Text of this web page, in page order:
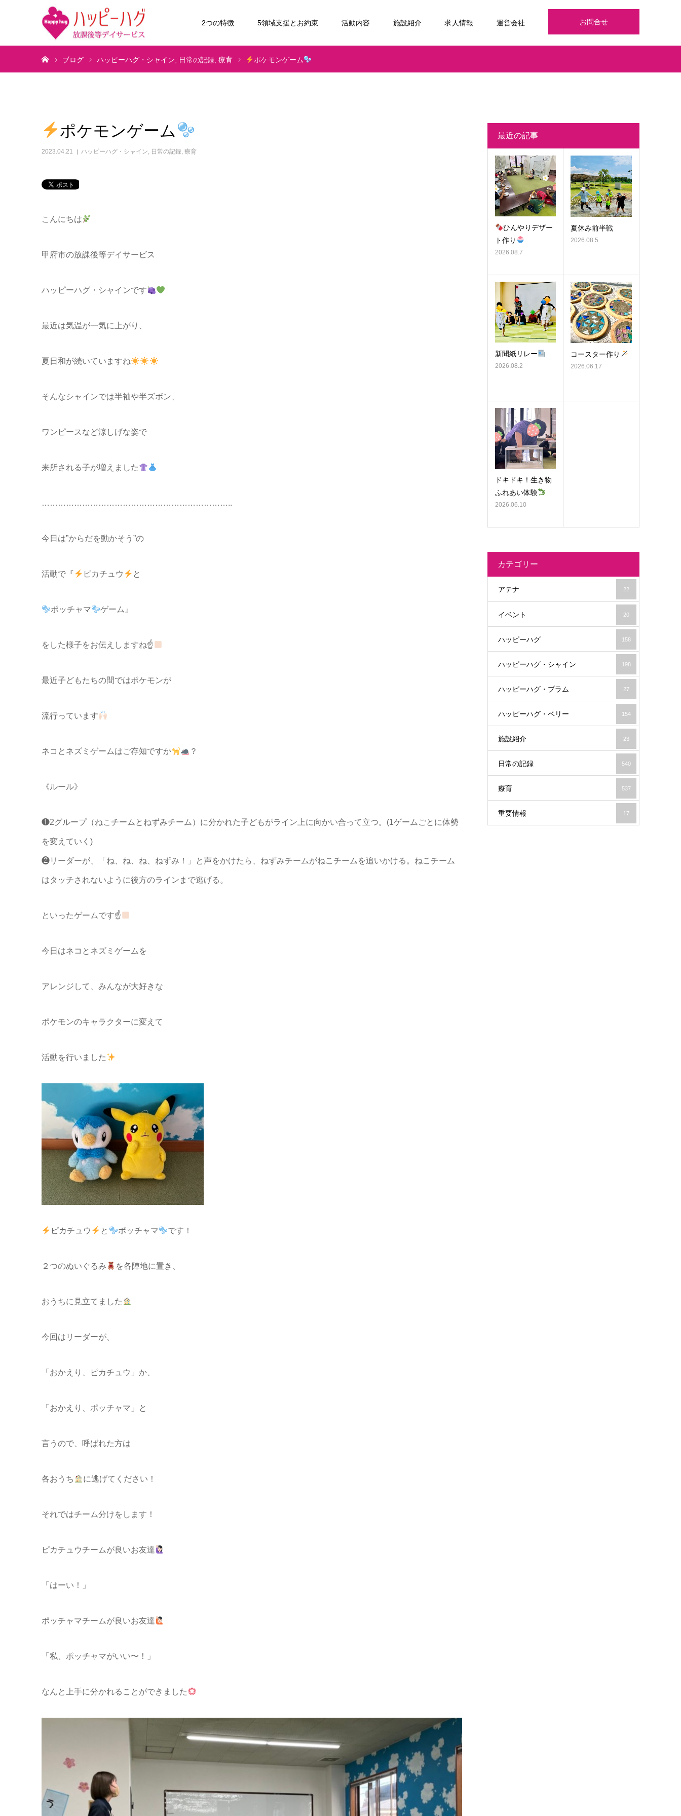
お問合せ
2つの特徴 5領域支援とお約束 活動内容 施設紹介 求人情報 運営会社
ブログ ハッピーハグ・シャイン 日常の記録 療育 ポケモンゲーム
ポケモンゲーム
2023.04.21 ハッピーハグ・シャイン, 日常の記録, 療育
こんにちは
甲府市の放課後等デイサービス
ハッピーハグ・シャインです
最近は気温が一気に上がり、
夏日和が続いていますね
そんなシャインでは半袖や半ズボン、
ワンピースなど涼しげな姿で
来所される子が増えました
……………………………………………………………..
今日は”からだを動かそう”の
活動で『 ピカチュウ と
ポッチャマ ゲーム』
をした様子をお伝えしますね☝
最近子どもたちの間ではポケモンが
流行っています
ネコとネズミゲームはご存知ですか ？
《ルール》
❶2グループ（ねこチームとねずみチーム）に分かれた子どもがライン上に向かい合って立つ。(1ゲームごとに体勢
を変えていく)
❷リーダーが、「ね、ね、ね、ねずみ！」と声をかけたら、ねずみチームがねこチームを追いかける。ねこチーム
はタッチされないように後方のラインまで逃げる。
といったゲームです☝
今日はネコとネズミゲームを
アレンジして、みんなが大好きな
ポケモンのキャラクターに変えて
活動を行いました
ピカチュウ と ポッチャマ です！
２つのぬいぐるみ を各陣地に置き、
おうちに見立てました
今回はリーダーが、
「おかえり、ピカチュウ」か、
「おかえり、ポッチャマ」と
言うので、呼ばれた方は
各おうち に逃げてください！
それではチーム分けをします！
ピカチュウチームが良いお友達
「はーい！」
ポッチャマチームが良いお友達
「私、ポッチャマがいい〜！」
なんと上手に分かれることができました
最近の記事
ひんやりデザー
ト作り
2026.08.7
夏休み前半戦
2026.08.5
新聞紙リレー
2026.08.2
コースター作り
2026.06.17
ドキドキ！生き物
ふれあい体験
2026.06.10
カテゴリー
アテナ 22
イベント 20
ハッピーハグ 158
ハッピーハグ・シャイン 198
ハッピーハグ・プラム 27
ハッピーハグ・ベリー 154
施設紹介 23
日常の記録 540
療育 537
重要情報 17